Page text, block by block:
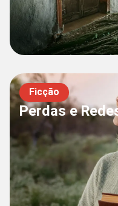
Perdas e
Ficção